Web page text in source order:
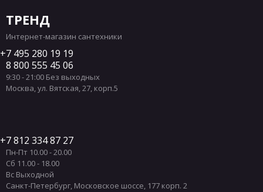
ТРЕНД
Интернет-магазин сантехники
7 495 280 19 19
8 800 555 45 06
9:30 - 21:00 Без выходных
Москва,ул. Вятская, 27, корп.5
7 812 334 87 27
Пн-Пт 10.00 - 20.00
Сб 11.00 - 18.00
Вс Выходной
Санкт-Петербург, Московское шоссе, 177 корп. 2